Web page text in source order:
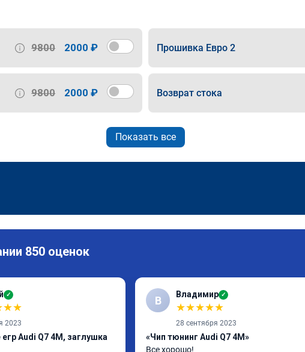
9800 2000 ₽ Прошивка Евро 2
9800 2000 ₽ Возврат стока
Показать все
850 оценок
✓
★★
2023
Audi Q7 4M, заглушка
В Владимир ✓
★★★★★
28 сентября 2023
«Чип тюнинг Audi Q7 4M»
Все хорошо!